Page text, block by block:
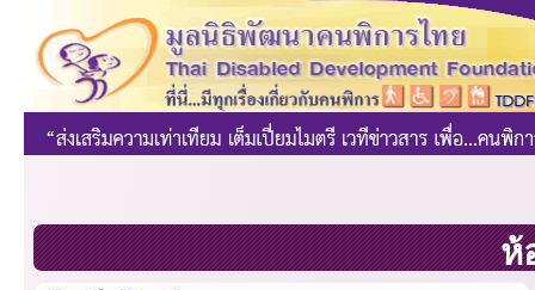
ห้